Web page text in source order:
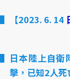
【2023. 6. 14
日本陸上自衛
擊，已知2人